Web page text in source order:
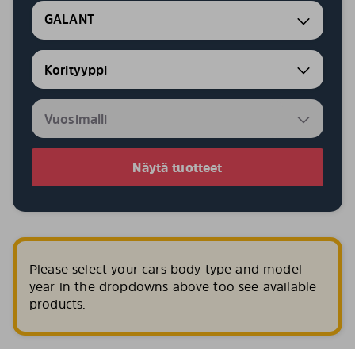
GALANT
Näytä tuotteet
Please select your cars body type and model
year in the dropdowns above too see available
products.